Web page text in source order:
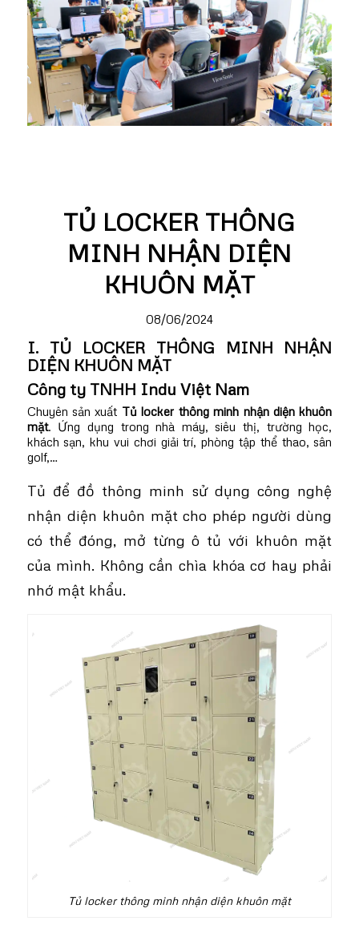
TỦ LOCKER THÔNG
MINH NHẬN DIỆN
KHUÔN MẶT
08/06/2024
I. TỦ LOCKER THÔNG MINH NHẬN
DIỆN KHUÔN MẶT
Công ty TNHH Indu Việt Nam
Chuyên sản xuất Tủ locker thông minh nhận diện khuôn
mặt. Ứng dụng trong nhà máy, siêu thị, trường học,
khách sạn, khu vui chơi giải trí, phòng tập thể thao, sân
golf,…
Tủ để đồ thông minh sử dụng công nghệ
nhận diện khuôn mặt cho phép người dùng
có thể đóng, mở từng ô tủ với khuôn mặt
của mình. Không cần chìa khóa cơ hay phải
nhớ mật khẩu.
Tủ locker thông minh nhận diện khuôn mặt